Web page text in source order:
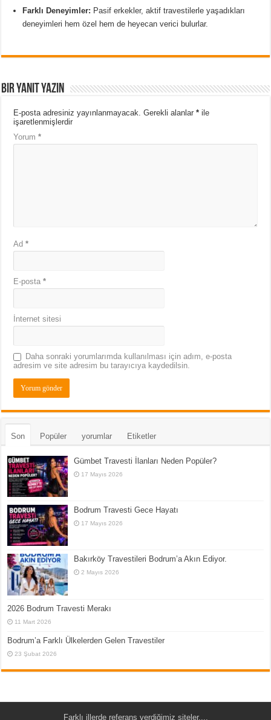
Farklı Deneyimler: Pasif erkekler, aktif travestilerle yaşadıkları
deneyimleri hem özel hem de heyecan verici bulurlar.
Bir yanıt yazın
E-posta adresiniz yayınlanmayacak. Gerekli alanlar* ile
işaretlenmişlerdir
Yorum*
Ad*
E-posta*
İnternet sitesi
Daha sonraki yorumlarımda kullanılması için adım, e-posta
adresim ve site adresim bu tarayıcıya kaydedilsin.
Son Popüler yorumlar Etiketler
Gümbet Travesti İlanları Neden Popüler?
17 Mayıs 2026
Bodrum Travesti Gece Hayatı
17 Mayıs 2026
Bakırköy Travestileri Bodrum’a Akın Ediyor.
2 Mayıs 2026
2026 Bodrum Travesti Merakı
11 Mart 2026
Bodrum’a Farklı Ülkelerden Gelen Travestiler
23 Şubat 2026
Farklı illerde referans verdiğimiz siteler....